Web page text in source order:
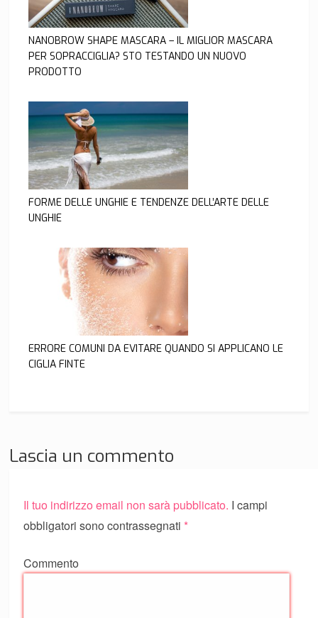
NANOBROW SHAPE MASCARA – IL MIGLIOR MASCARA
PER SOPRACCIGLIA? STO TESTANDO UN NUOVO
PRODOTTO
FORME DELLE UNGHIE E TENDENZE DELL’ARTE DELLE
UNGHIE
ERRORE COMUNI DA EVITARE QUANDO SI APPLICANO LE
CIGLIA FINTE
Lascia un commento
Il tuo indirizzo email non sarà pubblicato. I campi
obbligatori sono contrassegnati *
Commento